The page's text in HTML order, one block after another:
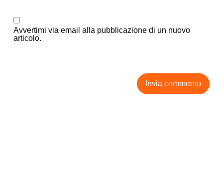
Avvertimi via email alla pubblicazione di un nuovo
articolo.